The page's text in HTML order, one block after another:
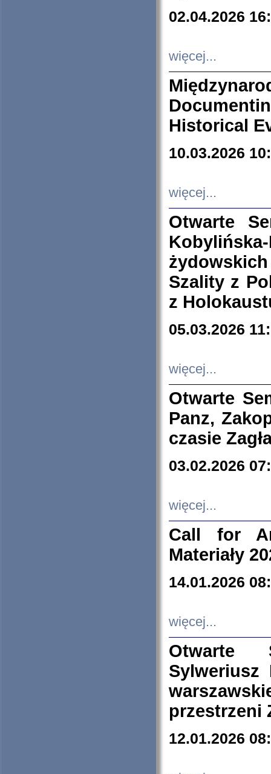
02.04.2026
więcej...
Historical
10.03.2026
więcej...
Otwarte
Szality z
z
05.03.2026
więcej...
Otwarte
Panz,
czasie
03.02.2026
więcej...
Call for
Materiały
14.01.2026
więcej...
Otwarte
Sylweriusz
przestrzeni
12.01.2026